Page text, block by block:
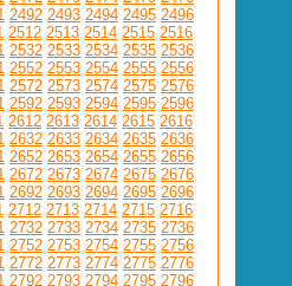
2492 2493 2494 2495 2496
2512 2513 2514 2515 2516
2532 2533 2534 2535 2536
2552 2553 2554 2555 2556
2572 2573 2574 2575 2576
2592 2593 2594 2595 2596
2612 2613 2614 2615 2616
2632 2633 2634 2635 2636
2652 2653 2654 2655 2656
2672 2673 2674 2675 2676
2692 2693 2694 2695 2696
2712 2713 2714 2715 2716
2732 2733 2734 2735 2736
2752 2753 2754 2755 2756
2772 2773 2774 2775 2776
2792 2793 2794 2795 2796